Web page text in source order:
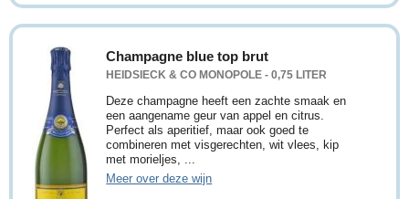
Champagne blue top brut
HEIDSIECK & CO MONOPOLE - 0,75 LITER
Deze champagne heeft een zachte smaak en
een aangename geur van appel en citrus.
Perfect als aperitief, maar ook goed te
combineren met visgerechten, wit vlees, kip
met morieljes, ...
Meer over deze wijn